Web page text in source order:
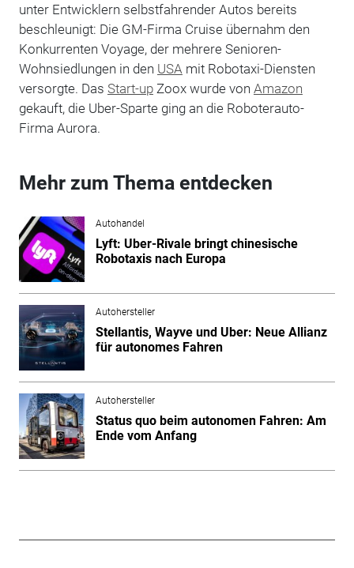
unter Entwicklern selbstfahrender Autos bereits
beschleunigt: Die GM-Firma Cruise übernahm den
Konkurrenten Voyage, der mehrere Senioren-
Wohnsiedlungen in den USA mit Robotaxi-Diensten
versorgte. Das Start-upZoox wurde von Amazon
gekauft, die Uber-Sparte ging an die Roboterauto-
Firma Aurora.
Mehr zum Thema entdecken
Autohandel
Lyft: Uber-Rivale bringt chinesische
Robotaxis nach Europa
Autohersteller
Stellantis, Wayve und Uber: Neue Allianz
für autonomes Fahren
Autohersteller
Status quo beim autonomen Fahren: Am
Ende vom Anfang